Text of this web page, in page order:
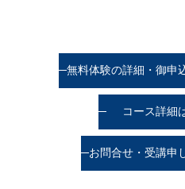
無料体験の詳細・御申
コース詳細
お問合せ・受講申